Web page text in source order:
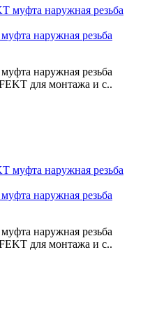
наружная резьба
наружная резьба
для монтажа и с..
наружная резьба
наружная резьба
для монтажа и с..